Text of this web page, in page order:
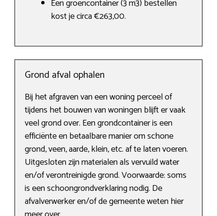
Een groencontainer (3 m3) bestellen
kost je circa €263,00.
Grond afval ophalen
Bij het afgraven van een woning perceel of
tijdens het bouwen van woningen blijft er vaak
veel grond over. Een grondcontainer is een
efficiënte en betaalbare manier om schone
grond, veen, aarde, klein, etc. af te laten voeren.
Uitgesloten zijn materialen als vervuild water
en/of verontreinigde grond. Voorwaarde: soms
is een schoongrondverklaring nodig. De
afvalverwerker en/of de gemeente weten hier